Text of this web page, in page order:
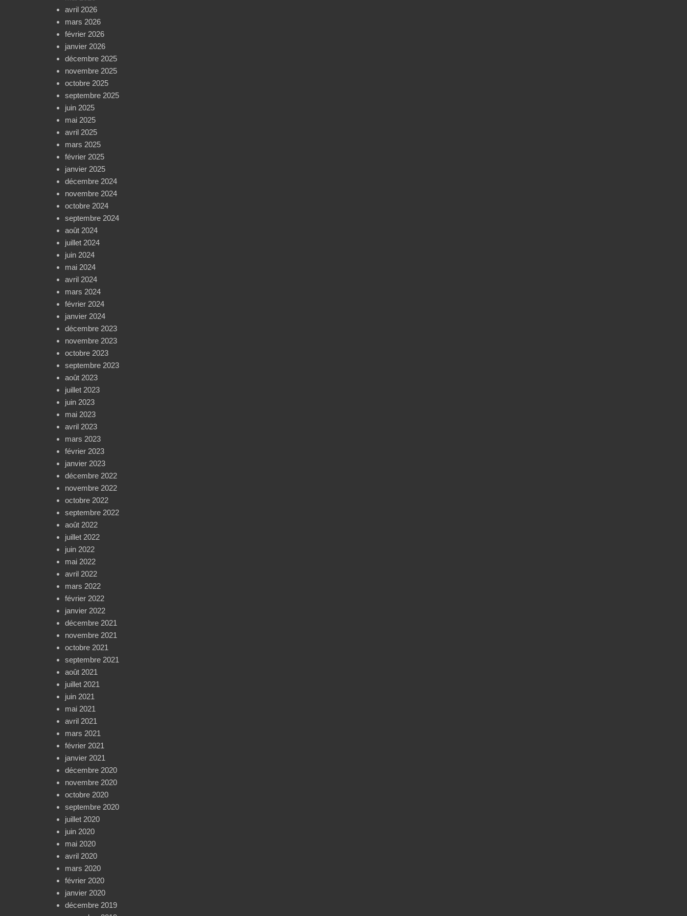
avril 2026
mars 2026
février 2026
janvier 2026
décembre 2025
novembre 2025
octobre 2025
septembre 2025
juin 2025
mai 2025
avril 2025
mars 2025
février 2025
janvier 2025
décembre 2024
novembre 2024
octobre 2024
septembre 2024
août 2024
juillet 2024
juin 2024
mai 2024
avril 2024
mars 2024
février 2024
janvier 2024
décembre 2023
novembre 2023
octobre 2023
septembre 2023
août 2023
juillet 2023
juin 2023
mai 2023
avril 2023
mars 2023
février 2023
janvier 2023
décembre 2022
novembre 2022
octobre 2022
septembre 2022
août 2022
juillet 2022
juin 2022
mai 2022
avril 2022
mars 2022
février 2022
janvier 2022
décembre 2021
novembre 2021
octobre 2021
septembre 2021
août 2021
juillet 2021
juin 2021
mai 2021
avril 2021
mars 2021
février 2021
janvier 2021
décembre 2020
novembre 2020
octobre 2020
septembre 2020
juillet 2020
juin 2020
mai 2020
avril 2020
mars 2020
février 2020
janvier 2020
décembre 2019